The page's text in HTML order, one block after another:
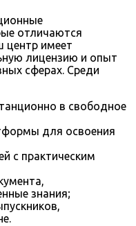
отличаются
центр имеет
лицензию и опыт
сферах. Среди
в свободное
для освоения
с практическим
знания;